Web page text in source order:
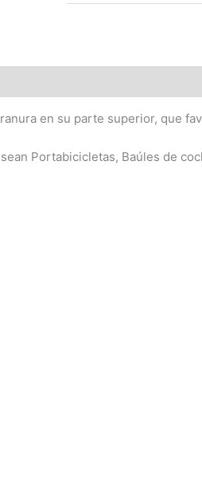
(2017-
en su parte superior, que
Portabicicletas, Baúles de